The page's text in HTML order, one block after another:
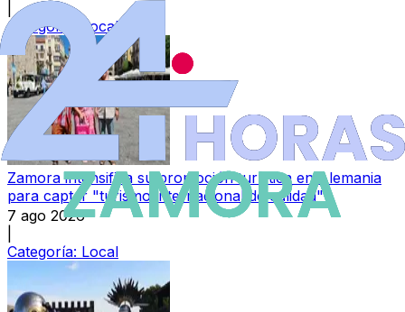
Categoría:
Local
Zamora intensifica su promoción turística en Alemania
para captar "turismo internacional de calidad"
7 ago 2026
Categoría: Local